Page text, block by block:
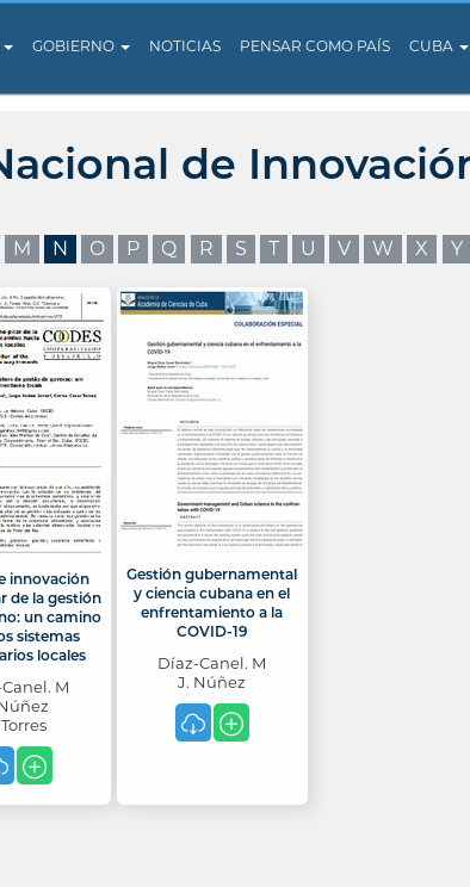
GOBIERNO NOTICIAS PENSAR COMO PAÍS CUBA
de
M N O P Q R S T U V W X Y
innovación
de la gestión
un camino
sistemas
locales
M
Gestión gubernamental
y ciencia cubana en el
enfrentamiento a la
COVID-19
Díaz-Canel. M
J. Núñez